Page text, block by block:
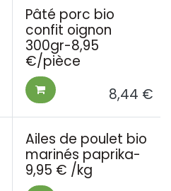
Pâté porc bio
confit oignon
300gr-8,95
€/pièce
8,44 €
Ailes de poulet bio
marinés paprika-
9,95 € /kg